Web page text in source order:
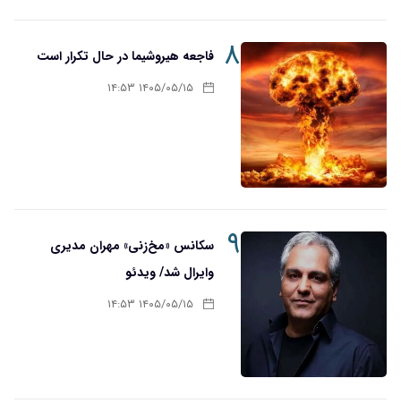
۸ فاجعه هیروشیما در حال تکرار است
۱۴۰۵/۰۵/۱۵ ۱۴:۵۳
۹
سکانس «مخ‌زنی» مهران مدیری
وایرال شد/ ویدئو
۱۴۰۵/۰۵/۱۵ ۱۴:۵۳